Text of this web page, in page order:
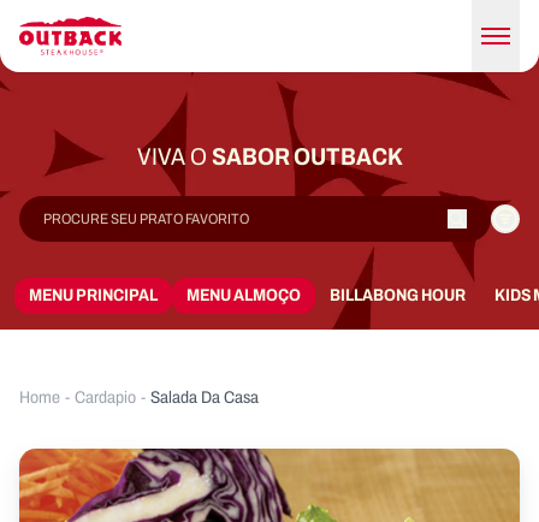
VIVA OSABOR OUTBACK
MENU PRINCIPAL MENU ALMOÇO BILLABONG HOUR KIDS
Home-Cardapio-Salada Da Casa